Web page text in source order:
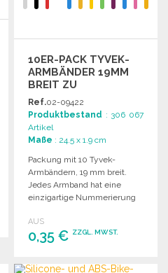
10ER-PACK TYVEK-
ARMBÄNDER 19MM
BREIT ZU
GROSSHANDELSPREISEN
Ref.02-09422
Produktbestand : 306 067
Artikel
Maße : 24.5 x 1.9 cm
Packung mit 10 Tyvek-
Armbändern, 19 mm breit.
Jedes Armband hat eine
einzigartige Nummerierung
AUS
0,35 € ZZGL. MWST.
BESTELLEN